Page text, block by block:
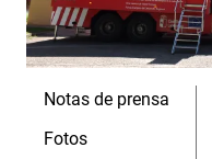
Notas de prensa
Fotos